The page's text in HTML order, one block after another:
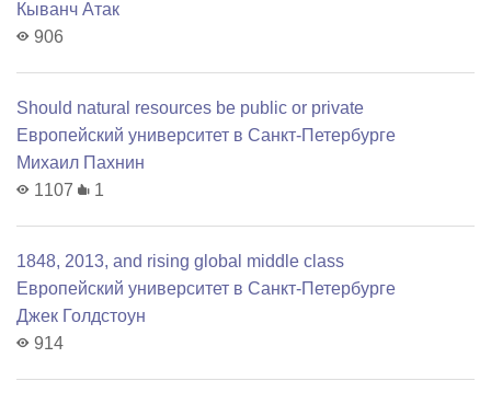
Кыванч Атак
906
Should natural resources be public or private
Европейский университет в Санкт-Петербурге
Михаил Пахнин
1107
1
1848, 2013, and rising global middle class
Европейский университет в Санкт-Петербурге
Джек Голдстоун
914